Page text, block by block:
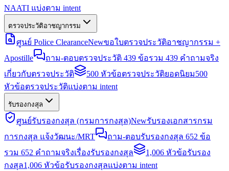
NAATI แบ่งตาม intent
ตรวจประวัติอาชญากรรม
ศูนย์ Police ClearanceNewขอใบตรวจประวัติอาชญากรรม +
Apostille
ถาม-ตอบตรวจประวัติ 439 ข้อรวม 439 คำถามจริง
เกี่ยวกับตรวจประวัติ
500 หัวข้อตรวจประวัติยอดนิยม500
หัวข้อตรวจประวัติแบ่งตาม intent
รับรองกงสุล
ศูนย์รับรองกงสุล (กรมการกงสุล)Newรับรองเอกสารกรม
การกงสุล แจ้งวัฒนะ/MRT
ถาม-ตอบรับรองกงสุล 652 ข้อ
รวม 652 คำถามจริงเรื่องรับรองกงสุล
1,006 หัวข้อรับรอง
กงสุล1,006 หัวข้อรับรองกงสุลแบ่งตาม intent